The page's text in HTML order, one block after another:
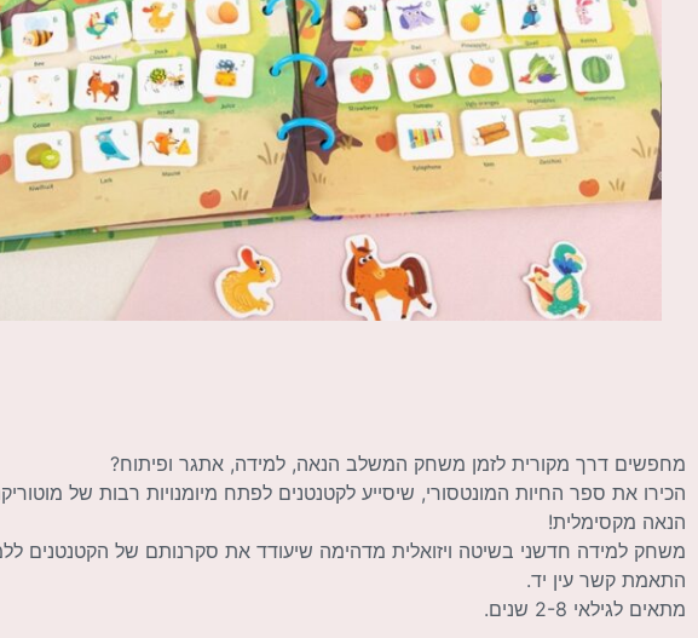
מחפשים דרך מקורית לזמן משחק המשלב הנאה, למידה, אתגר ופיתוח?
הכירו את ספר החיות המונטסורי, שיסייע לקטנטנים לפתח מיומנויות רבות של
הנאה מקסימלית!
משחק למידה חדשני בשיטה ויזואלית מדהימה שיעודד את סקרנותם של הקטנטנים
התאמת קשר עין יד.
מתאים לגילאי 2-8 שנים.